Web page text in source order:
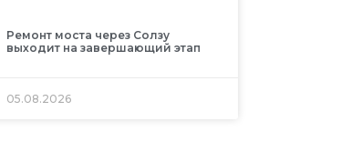
Ремонт моста через Солзу
выходит на завершающий этап
05.08.2026